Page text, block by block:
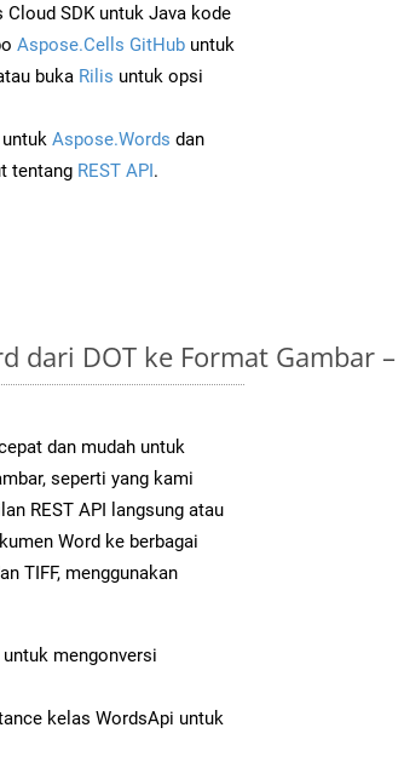
SDK untuk Java kode
Aspose.Cells GitHub untuk
buka Rilis untuk opsi
Aspose.Words dan
tentang REST API.
dari DOT ke Format Gambar
dan mudah untuk
seperti yang kami
REST API langsung atau
Word ke berbagai
TIFF, menggunakan
untuk mengonversi
kelas WordsApi untuk